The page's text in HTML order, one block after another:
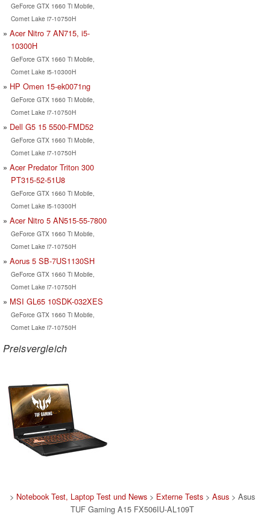
GeForce GTX 1660 Ti Mobile,
Comet Lake i7-10750H
Acer Nitro 7 AN715, i5-
10300H
GeForce GTX 1660 Ti Mobile,
Comet Lake i5-10300H
HP Omen 15-ek0071ng
GeForce GTX 1660 Ti Mobile,
Comet Lake i7-10750H
Dell G5 15 5500-FMD52
GeForce GTX 1660 Ti Mobile,
Comet Lake i7-10750H
Acer Predator Triton 300
PT315-52-51U8
GeForce GTX 1660 Ti Mobile,
Comet Lake i5-10300H
Acer Nitro 5 AN515-55-7800
GeForce GTX 1660 Ti Mobile,
Comet Lake i7-10750H
Aorus 5 SB-7US1130SH
GeForce GTX 1660 Ti Mobile,
Comet Lake i7-10750H
MSI GL65 10SDK-032XES
GeForce GTX 1660 Ti Mobile,
Comet Lake i7-10750H
Preisvergleich
> Notebook Test, Laptop Test und News> Externe Tests> Asus> Asus
TUF Gaming A15 FX506IU-AL109T